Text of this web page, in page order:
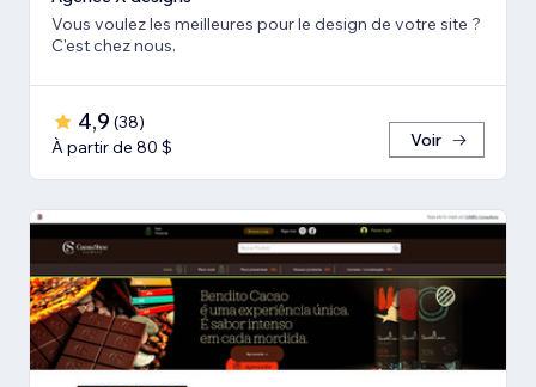
Vous voulez les meilleures pour le design de votre site ?
C'est chez nous.
4,9 (38)
À partir de 80 $
Voir